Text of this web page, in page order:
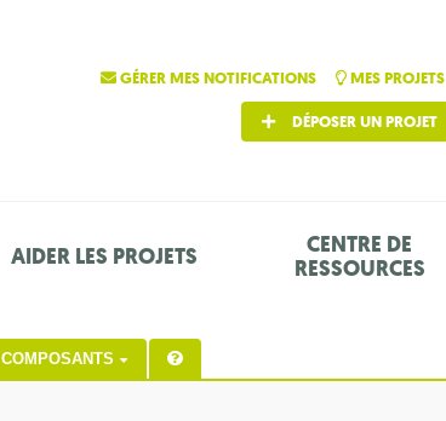
GÉRER MES NOTIFICATIONS
MES PROJETS
DÉPOSER UN PROJET
AIDER LES PROJETS
CENTRE DE
RESSOURCES
COMPOSANTS